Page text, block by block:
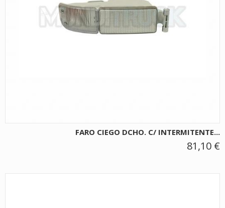
FARO CIEGO DCHO. C/ INTERMITENTE...
81,10 €